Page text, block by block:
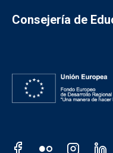
Consejería de
Redes sociales